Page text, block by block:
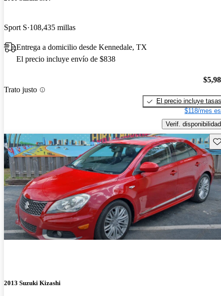
Sport S 108,435 millas
Entrega a domicilio desde Kennedale, TX
El precio incluye envío de $838
Trato justo
El precio incluye tasas
$118/mes
Verif. disponibilidad
2013 Suzuki Kizashi